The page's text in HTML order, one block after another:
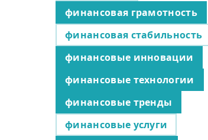
финансовая грамотность
финансовая стабильность
финансовые инновации
финансовые технологии
финансовые тренды
финансовые услуги